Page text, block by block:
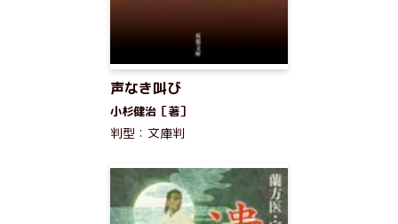
声なき叫び
小杉健治［著］
判型：文庫判